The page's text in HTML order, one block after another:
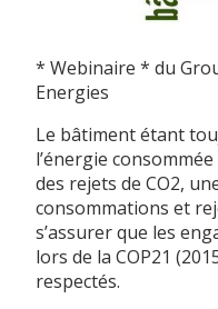
* Webinaire * du
Energies
Le bâtiment étant
l’énergie
des rejets de CO2,
consommations et
s’assurer que les
lors de la COP21
respectés.